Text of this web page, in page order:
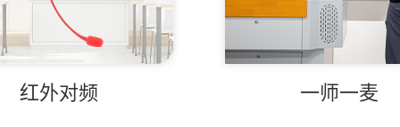
红外对频 一师一麦